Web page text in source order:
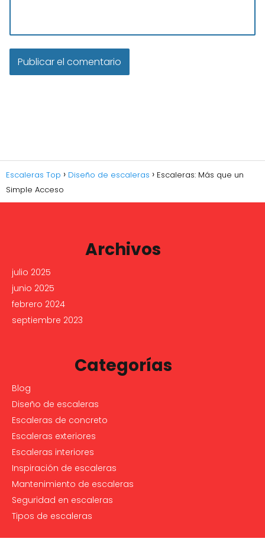
Escaleras Top Diseño de escaleras
Escaleras: Más que un
Simple Acceso
Archivos
julio 2025
junio 2025
febrero 2024
septiembre 2023
Categorías
Blog
Diseño de escaleras
Escaleras de concreto
Escaleras exteriores
Escaleras interiores
Inspiración de escaleras
Mantenimiento de escaleras
Seguridad en escaleras
Tipos de escaleras